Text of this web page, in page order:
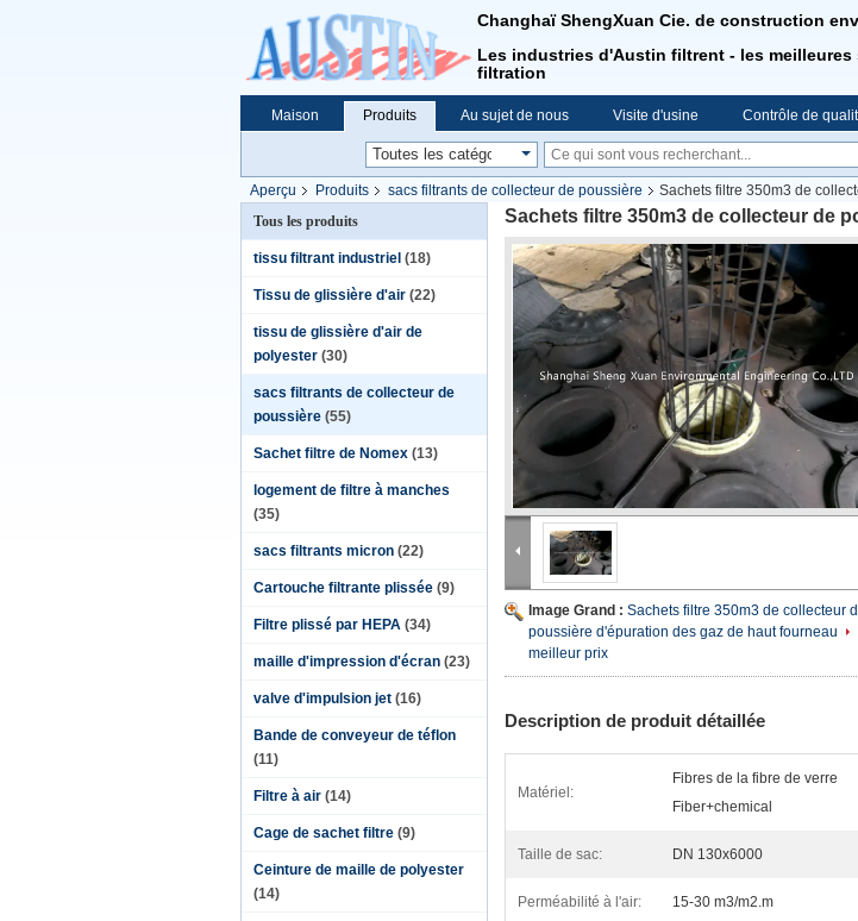
Changhaï ShengXuan Cie. de construction
Les industries d'Austin filtrent - les
filtration
Maison Produits Au sujet de nous Visite d'usine Contrôle de
Aperçu Produits sacs filtrants de collecteur de poussière
Sachets filtre 350m3 de
Tous les produits
tissu filtrant industriel (18)
Tissu de glissière d'air (22)
tissu de glissière d'air de
polyester (30)
sacs filtrants de collecteur de
poussière (55)
Sachet filtre de Nomex (13)
logement de filtre à manches
(35)
sacs filtrants micron (22)
Cartouche filtrante plissée (9)
Filtre plissé par HEPA (34)
maille d'impression d'écran (23)
valve d'impulsion jet (16)
Bande de conveyeur de téflon
(11)
Filtre à air (14)
Cage de sachet filtre (9)
Ceinture de maille de polyester
(14)
Sachets filtre 350m3 de collecteur de
Image Grand : Sachets filtre 350m3 de collecteur
poussière d'épuration des gaz de haut fourneau
meilleur prix
Description de produit détaillée
Matériel:
Fibres de la fibre de verre
Fiber+chemical
Taille de sac: DN 130x6000
Perméabilité à l'air: 15-30 m3/m2.m